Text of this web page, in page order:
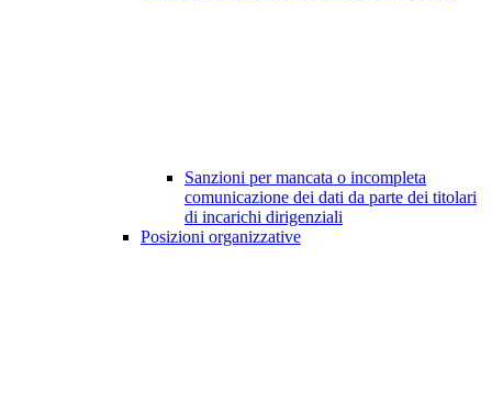
Sanzioni per mancata o incompleta
comunicazione dei dati da parte dei titolari
di incarichi dirigenziali
Posizioni organizzative